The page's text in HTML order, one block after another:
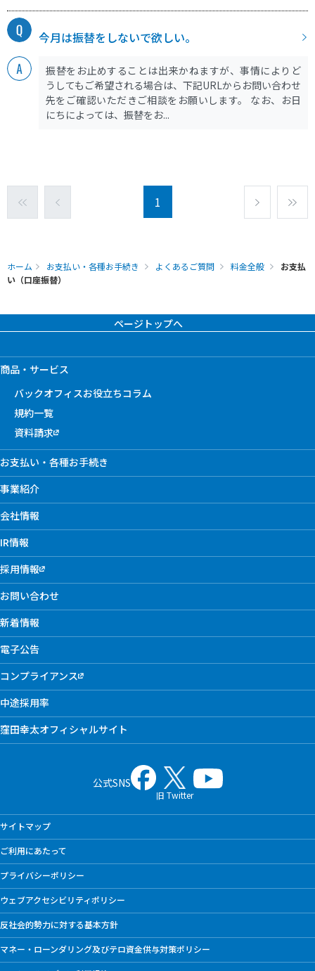
今月は振替をしないで欲しい。
振替をお止めすることは出来かねますが、事情によりど
うしてもご希望される場合は、下記URLからお問い合わせ
先をご確認いただきご相談をお願いします。 なお、お日
にちによっては、振替をお...
1
ホーム お支払い・各種お手続き よくあるご質問 料金全般
お支払
い（口座振替）
ページトップへ
商品・サービス
バックオフィスお役立ちコラム
規約一覧
資料請求
お支払い・各種お手続き
事業紹介
会社情報
IR情報
採用情報
お問い合わせ
新着情報
電子公告
コンプライアンス
中途採用率
窪田幸太オフィシャルサイト
公式SNS
旧 Twitter
サイトマップ
ご利用にあたって
プライバシーポリシー
ウェブアクセシビリティポリシー
反社会的勢力に対する基本方針
マネー・ローンダリング及びテロ資金供与対策ポリシー